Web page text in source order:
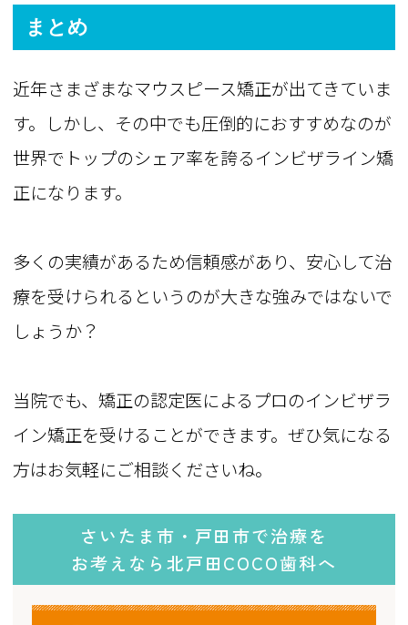
まとめ
近年さまざまなマウスピース矯正が出てきていま
す。しかし、その中でも圧倒的におすすめなのが
世界でトップのシェア率を誇るインビザライン矯
正になります。
多くの実績があるため信頼感があり、安心して治
療を受けられるというのが大きな強みではないで
しょうか？
当院でも、矯正の認定医によるプロのインビザラ
イン矯正を受けることができます。ぜひ気になる
方はお気軽にご相談くださいね。
さいたま市・戸田市で治療を
お考えなら北戸田COCO歯科へ